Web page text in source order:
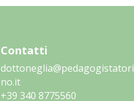
Contatti
dottoneglia@pedagogistatori
no.it
‭+39 340 8775560‬